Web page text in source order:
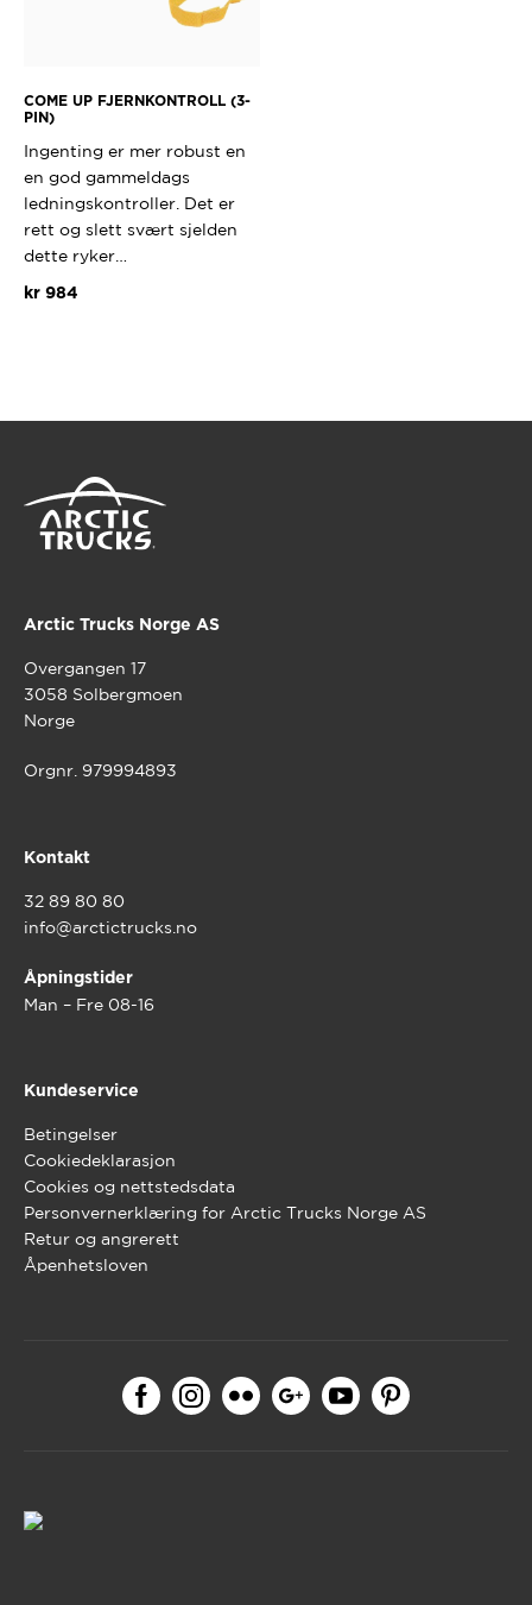
COME UP FJERNKONTROLL (3-
PIN)
Ingenting er mer robust en
en god gammeldags
ledningskontroller. Det er
rett og slett svært sjelden
dette ryker…
kr984
Arctic Trucks Norge AS
Overgangen 17
3058 Solbergmoen
Norge
Orgnr. 979994893
Kontakt
32 89 80 80
info@arctictrucks.no
Åpningstider
Man – Fre 08-16
Kundeservice
Betingelser
Cookiedeklarasjon
Cookies og nettstedsdata
Personvernerklæring for Arctic Trucks Norge AS
Retur og angrerett
Åpenhetsloven